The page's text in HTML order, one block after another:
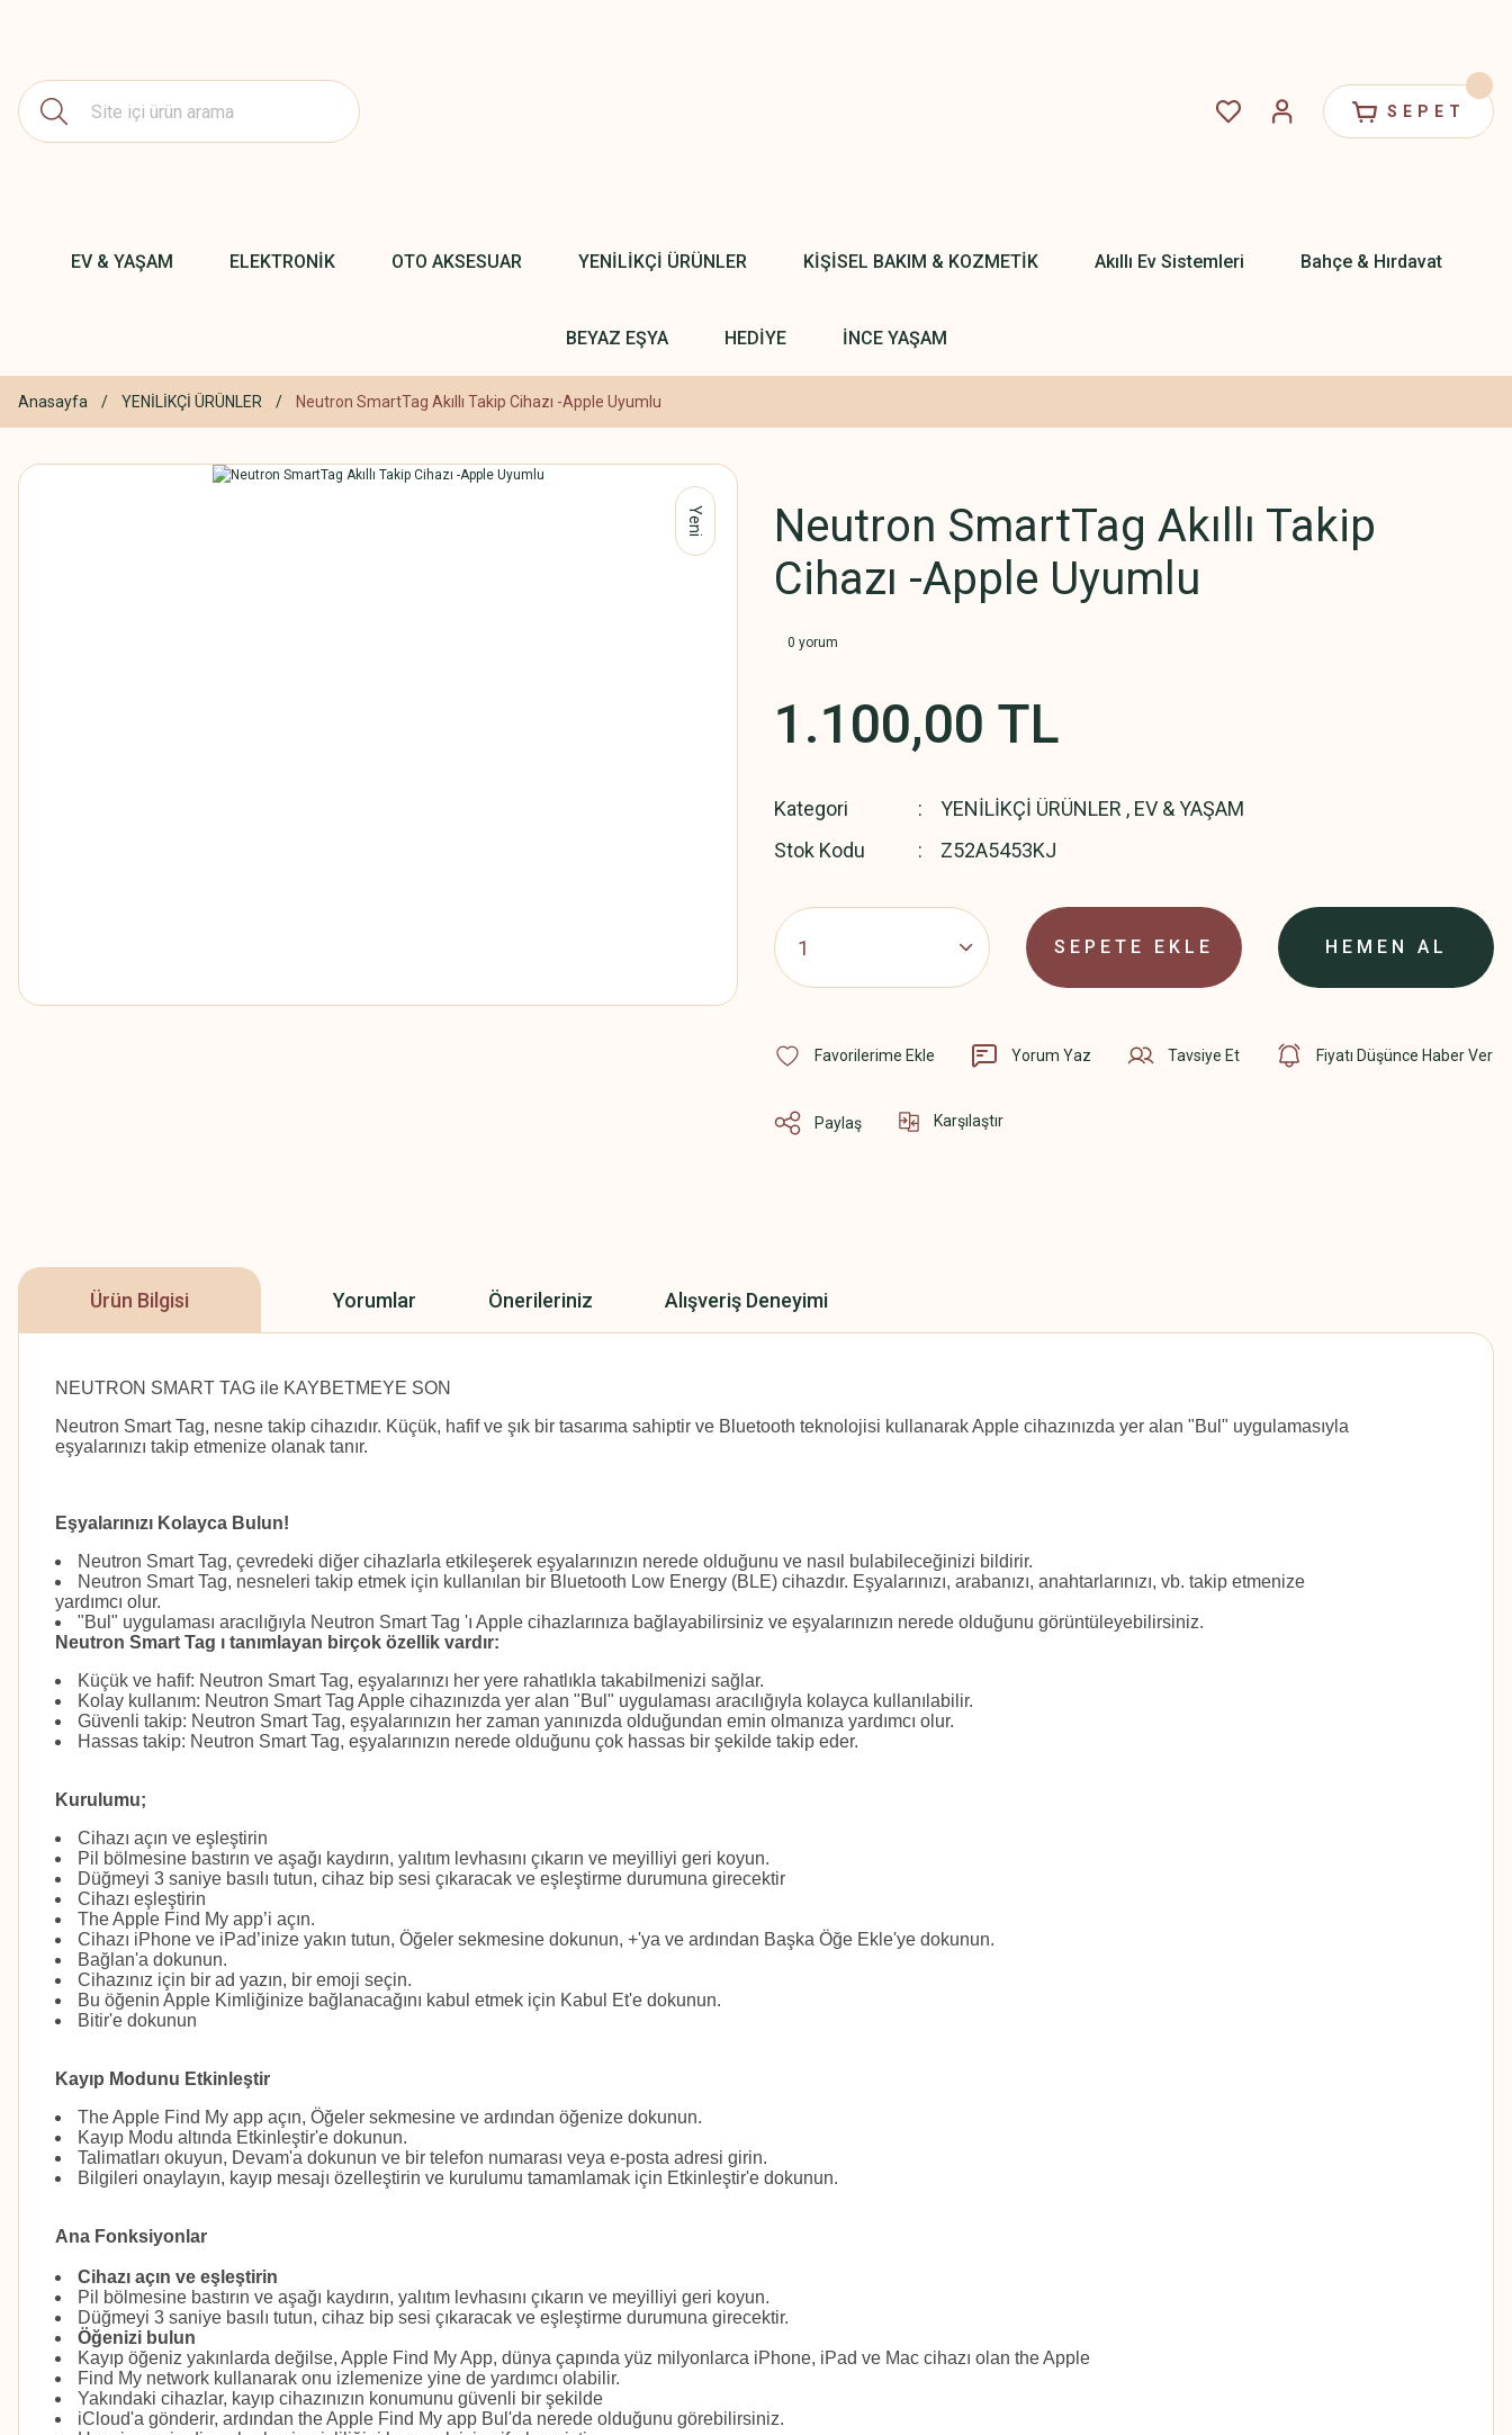
SEPET
EV & YAŞAM ELEKTRONİK OTO AKSESUAR YENİLİKÇİ ÜRÜNLER KİŞİSEL BAKIM & KOZMETİK Akıllı Ev Sistemleri Bahçe & Hırdavat
BEYAZ EŞYA HEDİYE İNCE YAŞAM
Anasayfa YENİLİKÇİ ÜRÜNLER Neutron SmartTag Akıllı Takip Cihazı -Apple Uyumlu
Yeni
Neutron SmartTag Akıllı Takip
Cihazı -Apple Uyumlu
0 yorum
1.100,00 TL
Kategori YENİLİKÇİ ÜRÜNLER , EV & YAŞAM
Stok Kodu
Z52A5453KJ
SEPETE EKLE HEMEN AL
Yorum Yaz Tavsiye Et Fiyatı Düşünce Haber Ver
Paylaş Karşılaştır
Ürün Bilgisi Yorumlar Önerileriniz Alışveriş Deneyimi
NEUTRON SMART TAG ile KAYBETMEYE SON
Neutron Smart Tag, nesne takip cihazıdır. Küçük, hafif ve şık bir tasarıma sahiptir ve Bluetooth teknolojisi kullanarak Apple cihazınızda yer alan "Bul" uygulamasıyla
eşyalarınızı takip etmenize olanak tanır.
Eşyalarınızı Kolayca Bulun!
Neutron Smart Tag, çevredeki diğer cihazlarla etkileşerek eşyalarınızın nerede olduğunu ve nasıl bulabileceğinizi bildirir.
Neutron Smart Tag, nesneleri takip etmek için kullanılan bir Bluetooth Low Energy (BLE) cihazdır. Eşyalarınızı, arabanızı, anahtarlarınızı, vb. takip etmenize
yardımcı olur.
"Bul" uygulaması aracılığıyla Neutron Smart Tag 'ı Apple cihazlarınıza bağlayabilirsiniz ve eşyalarınızın nerede olduğunu görüntüleyebilirsiniz.
Neutron Smart Tag ı tanımlayan birçok özellik vardır:
Küçük ve hafif: Neutron Smart Tag, eşyalarınızı her yere rahatlıkla takabilmenizi sağlar.
Kolay kullanım: Neutron Smart Tag Apple cihazınızda yer alan "Bul" uygulaması aracılığıyla kolayca kullanılabilir.
Güvenli takip: Neutron Smart Tag, eşyalarınızın her zaman yanınızda olduğundan emin olmanıza yardımcı olur.
Hassas takip: Neutron Smart Tag, eşyalarınızın nerede olduğunu çok hassas bir şekilde takip eder.
Kurulumu;
Cihazı açın ve eşleştirin
Pil bölmesine bastırın ve aşağı kaydırın, yalıtım levhasını çıkarın ve meyilliyi geri koyun.
Düğmeyi 3 saniye basılı tutun, cihaz bip sesi çıkaracak ve eşleştirme durumuna girecektir
Cihazı eşleştirin
The Apple Find My app’i açın.
Cihazı iPhone ve iPad’inize yakın tutun, Öğeler sekmesine dokunun, +'ya ve ardından Başka Öğe Ekle'ye dokunun.
Bağlan'a dokunun.
Cihazınız için bir ad yazın, bir emoji seçin.
Bu öğenin Apple Kimliğinize bağlanacağını kabul etmek için Kabul Et'e dokunun.
Bitir'e dokunun
Kayıp Modunu Etkinleştir
The Apple Find My app açın, Öğeler sekmesine ve ardından öğenize dokunun.
Kayıp Modu altında Etkinleştir'e dokunun.
Talimatları okuyun, Devam'a dokunun ve bir telefon numarası veya e-posta adresi girin.
Bilgileri onaylayın, kayıp mesajı özelleştirin ve kurulumu tamamlamak için Etkinleştir'e dokunun.
Ana Fonksiyonlar
Cihazı açın ve eşleştirin
Pil bölmesine bastırın ve aşağı kaydırın, yalıtım levhasını çıkarın ve meyilliyi geri koyun.
Düğmeyi 3 saniye basılı tutun, cihaz bip sesi çıkaracak ve eşleştirme durumuna girecektir.
Öğenizi bulun
Kayıp öğeniz yakınlarda değilse, Apple Find My App, dünya çapında yüz milyonlarca iPhone, iPad ve Mac cihazı olan the Apple
Find My network kullanarak onu izlemenize yine de yardımcı olabilir.
Yakındaki cihazlar, kayıp cihazınızın konumunu güvenli bir şekilde
iCloud'a gönderir, ardından the Apple Find My app Bul'da nerede olduğunu görebilirsiniz.